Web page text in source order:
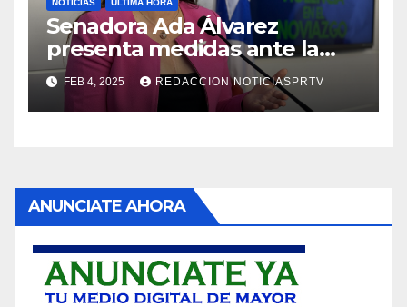
Senadora Ada Álvarez
presenta medidas ante la
violencia en el noviazgo
FEB 4, 2025 REDACCION NOTICIASPRTV
ANUNCIATE AHORA